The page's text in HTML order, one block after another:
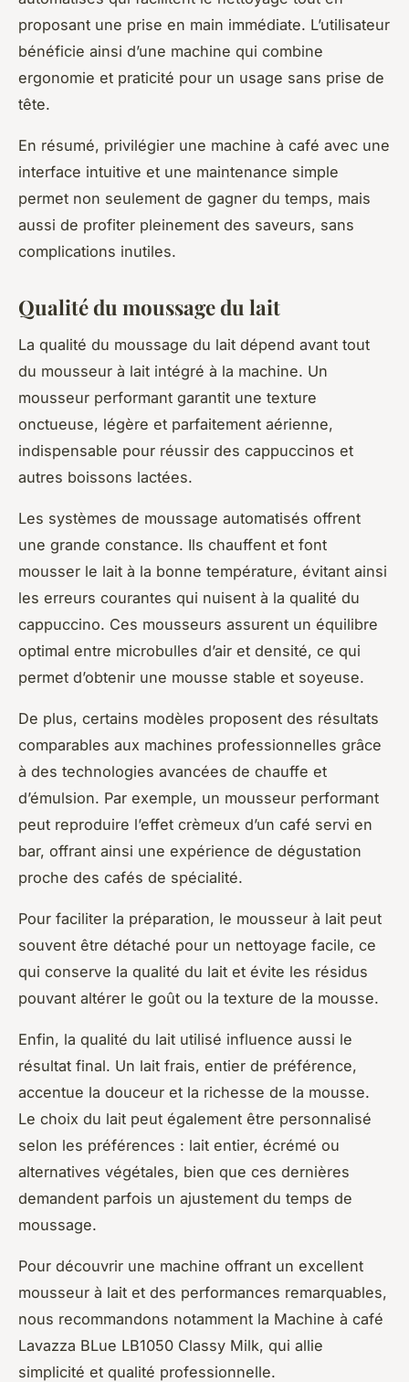
proposant une prise en main immédiate. L’utilisateur
bénéficie ainsi d’une machine qui combine
ergonomie et praticité pour un usage sans prise de
tête.
En résumé, privilégier une machine à café avec une
interface intuitive et une maintenance simple
permet non seulement de gagner du temps, mais
aussi de profiter pleinement des saveurs, sans
complications inutiles.
Qualité du moussage du lait
La qualité du moussage du lait dépend avant tout
du mousseur à lait intégré à la machine. Un
mousseur performant garantit une texture
onctueuse, légère et parfaitement aérienne,
indispensable pour réussir des cappuccinos et
autres boissons lactées.
Les systèmes de moussage automatisés offrent
une grande constance. Ils chauffent et font
mousser le lait à la bonne température, évitant ainsi
les erreurs courantes qui nuisent à la qualité du
cappuccino. Ces mousseurs assurent un équilibre
optimal entre microbulles d’air et densité, ce qui
permet d’obtenir une mousse stable et soyeuse.
De plus, certains modèles proposent des résultats
comparables aux machines professionnelles grâce
à des technologies avancées de chauffe et
d’émulsion. Par exemple, un mousseur performant
peut reproduire l’effet crèmeux d’un café servi en
bar, offrant ainsi une expérience de dégustation
proche des cafés de spécialité.
Pour faciliter la préparation, le mousseur à lait peut
souvent être détaché pour un nettoyage facile, ce
qui conserve la qualité du lait et évite les résidus
pouvant altérer le goût ou la texture de la mousse.
Enfin, la qualité du lait utilisé influence aussi le
résultat final. Un lait frais, entier de préférence,
accentue la douceur et la richesse de la mousse.
Le choix du lait peut également être personnalisé
selon les préférences : lait entier, écrémé ou
alternatives végétales, bien que ces dernières
demandent parfois un ajustement du temps de
moussage.
Pour découvrir une machine offrant un excellent
mousseur à lait et des performances remarquables,
nous recommandons notamment la Machine à café
Lavazza BLue LB1050 Classy Milk, qui allie
simplicité et qualité professionnelle.